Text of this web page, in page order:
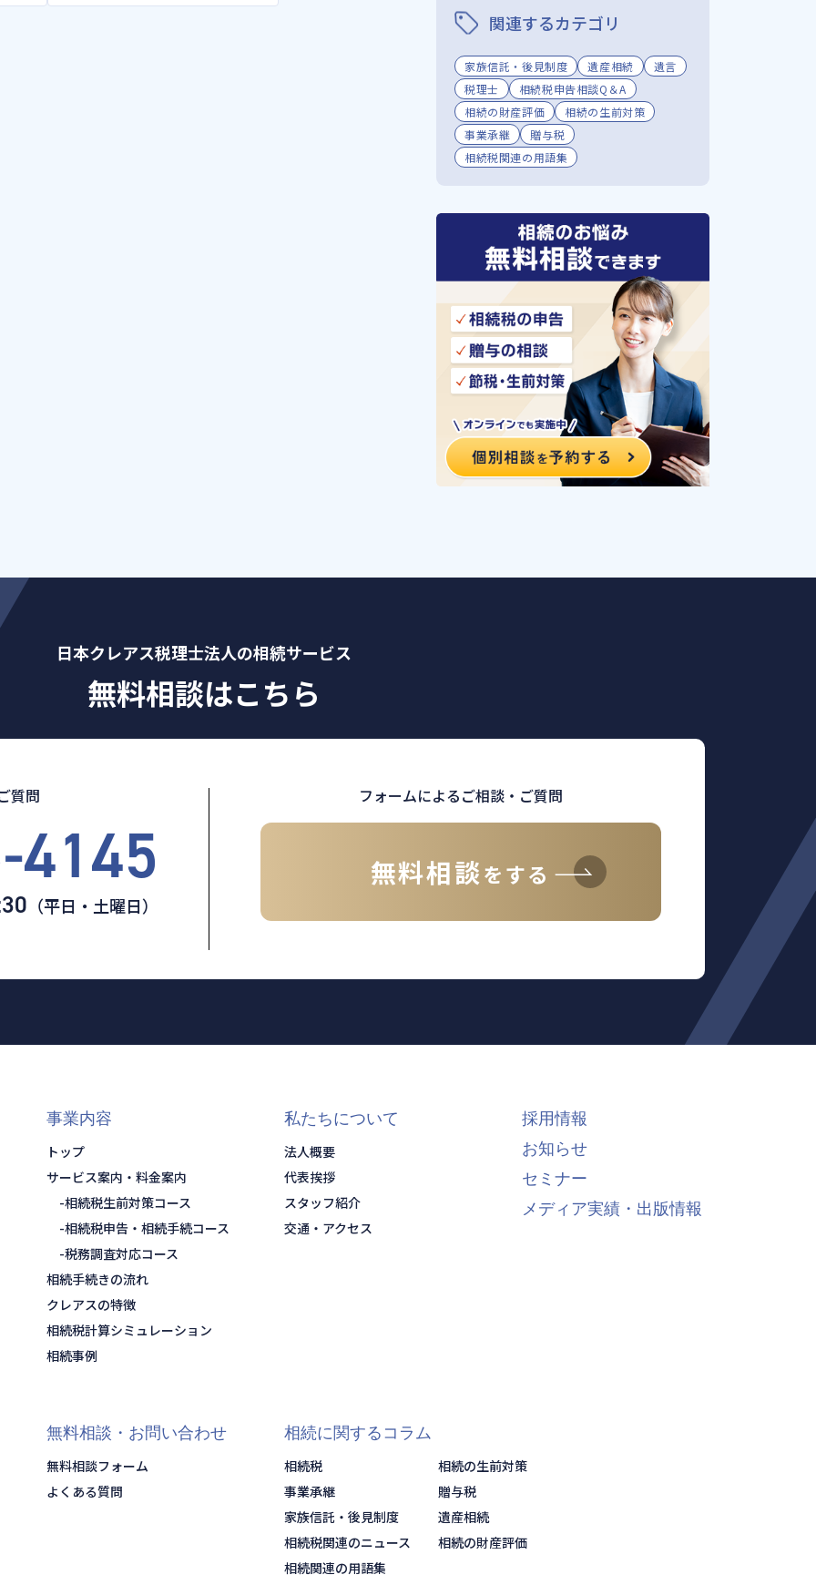
関連するカテゴリ
家族信託・後見制度 遺産相続
遺言
税理士
相続税申告相談Q＆A
相続の財産評価
相続の生前対策
事業承継
贈与税
相続税関連の用語集
日本クレアス税理士法人の相続サービス
無料相談はこちら
質問
4145
（平日・土曜日）
フォームによるご相談・ご質問
無料相談をする
事業内容
トップ
サービス案内・料金案内
相続税生前対策コース
相続税申告・相続手続コース
税務調査対応コース
相続手続きの流れ
クレアスの特徴
相続税計算シミュレーション
相続事例
私たちについて
法人概要
代表挨拶
スタッフ紹介
交通・アクセス
採用情報
お知らせ
セミナー
メディア実績・出版情報
無料相談・お問い合わせ
無料相談フォーム
よくある質問
相続に関するコラム
相続税
相続の生前対策
事業承継
贈与税
家族信託・後見制度
遺産相続
相続税関連のニュース
相続の財産評価
相続関連の用語集